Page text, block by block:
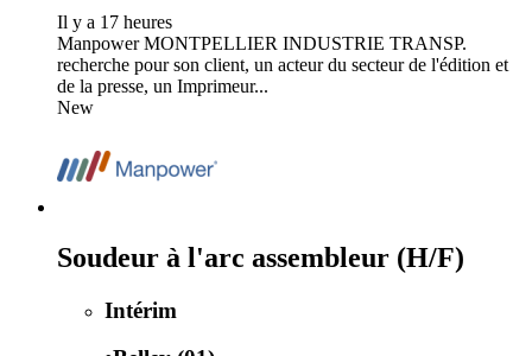
Il y a 17 heures
Manpower MONTPELLIER INDUSTRIE TRANSP.
recherche pour son client, un acteur du secteur de l'édition et
de la presse, un Imprimeur...
New
Soudeur à l'arc assembleur (H/F)
Intérim